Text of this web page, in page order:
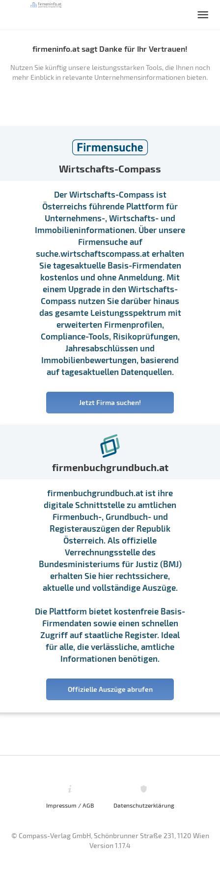
firmeninfo.at sagt Danke für Ihr Vertrauen!
Nutzen Sie künftig unsere leistungsstarken Tools, die Ihnen noch
mehr Einblick in relevante Unternehmensinformationen bieten.
Wirtschafts-Compass
Der Wirtschafts-Compass ist
Österreichs führende Plattform für
Unternehmens-, Wirtschafts- und
Immobilieninformationen. Über unsere
Firmensuche auf
suche.wirtschaftscompass.at erhalten
Sie tagesaktuelle Basis-Firmendaten
kostenlos und ohne Anmeldung. Mit
einem Upgrade in den Wirtschafts-
Compass nutzen Sie darüber hinaus
das gesamte Leistungsspektrum mit
erweiterten Firmenprofilen,
Compliance-Tools, Risikoprüfungen,
Jahresabschlüssen und
Immobilienbewertungen, basierend
auf tagesaktuellen Datenquellen.
Jetzt Firma suchen!
firmenbuchgrundbuch.at
firmenbuchgrundbuch.at ist ihre
digitale Schnittstelle zu amtlichen
Firmenbuch-, Grundbuch- und
Registerauszügen der Republik
Österreich. Als offizielle
Verrechnungsstelle des
Bundesministeriums für Justiz (BMJ)
erhalten Sie hier rechtssichere,
aktuelle und vollständige Auszüge.
Die Plattform bietet kostenfreie Basis-
Firmendaten sowie einen schnellen
Zugriff auf staatliche Register. Ideal
für alle, die verlässliche, amtliche
Informationen benötigen.
Offizielle Auszüge abrufen
Impressum / AGB Datenschutzerklärung
© Compass-Verlag GmbH, Schönbrunner Straße 231, 1120 Wien
Version 1.17.4